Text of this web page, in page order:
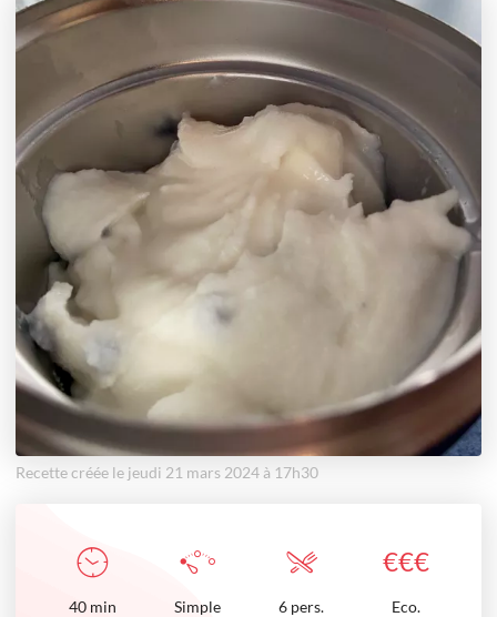
Recette créée le jeudi 21 mars 2024 à 17h30
€€€
40 min Simple 6 pers. Eco.